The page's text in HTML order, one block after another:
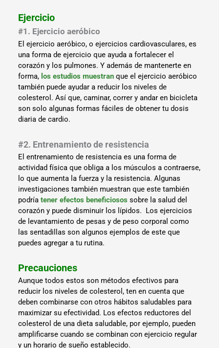
Ejercicio
#1. Ejercicio aeróbico
El ejercicio aeróbico, o ejercicios cardiovasculares, es
una forma de ejercicio que ayuda a fortalecer el
corazón y los pulmones. Y además de mantenerte en
forma, los estudios muestran que el ejercicio aeróbico
también puede ayudar a reducir los niveles de
colesterol. Así que, caminar, correr y andar en bicicleta
son solo algunas formas fáciles de obtener tu dosis
diaria de cardio.
#2. Entrenamiento de resistencia
El entrenamiento de resistencia es una forma de
actividad física que obliga a los músculos a contraerse,
lo que aumenta la fuerza y la resistencia. Algunas
investigaciones también muestran que este también
podríatener efectos beneficiosos sobre la salud del
corazón y puede disminuir los lípidos. Los ejercicios
de levantamiento de pesas y de peso corporal como
las sentadillas son algunos ejemplos de este que
puedes agregar a tu rutina.
Precauciones
Aunque todos estos son métodos efectivos para
reducir los niveles de colesterol, ten en cuenta que
deben combinarse con otros hábitos saludables para
maximizar su efectividad. Los efectos reductores del
colesterol de una dieta saludable, por ejemplo, pueden
amplificarse cuando se combinan con ejercicio regular
y un horario de sueño establecido.